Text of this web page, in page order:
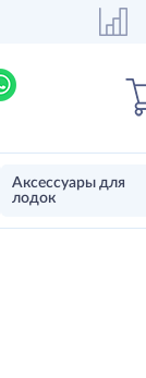
Аксессуары для
лодок